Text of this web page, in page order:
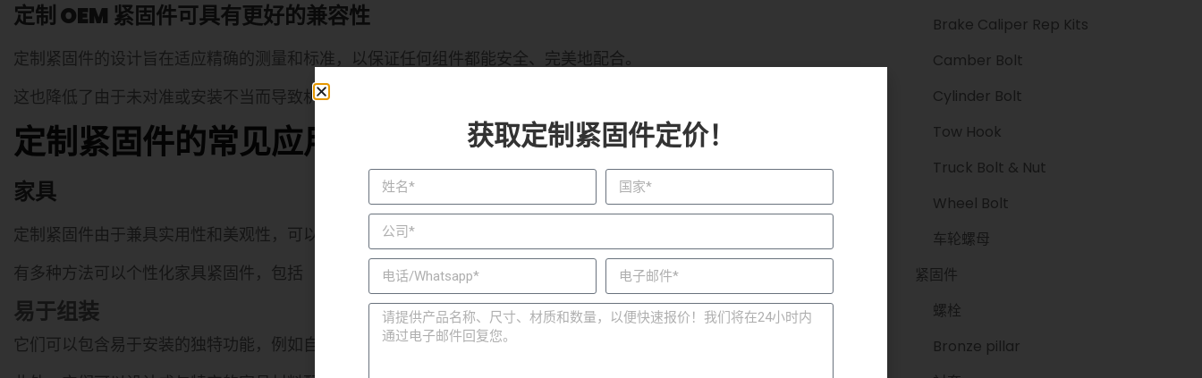
定制 OEM 紧固件可具有更好的兼容性
定制紧固件的设计旨在适应精确的测量和标准，以保证任何组件都能安全、完美地配合。
这也降低了由于未对准或安装不当而导致机械故障的危险。
定制紧固件的常见应用
家具
定制紧固件由于兼具实用性和美观性，可以在家具领域发挥重要作用。
有多种方法可以个性化家具紧固件，包括
易于组装
它们可以包含易于安装的独特功能，例如自螺纹，从而减少劳动力成本和安装时间。
Brake Caliper Rep Kits
Camber Bolt
Cylinder Bolt
Tow Hook
Truck Bolt & Nut
Wheel Bolt
车轮螺母
紧固件
螺栓
Bronze pillar
获取定制紧固件定价！